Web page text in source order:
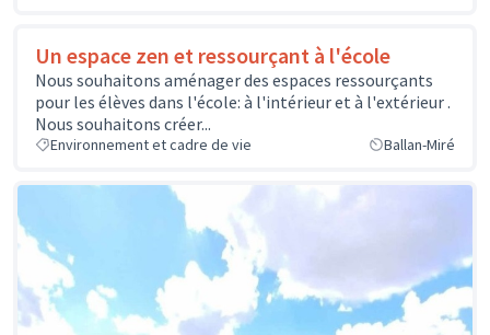
Un espace zen et ressourçant à l'école
Nous souhaitons aménager des espaces ressourçants
pour les élèves dans l'école: à l'intérieur et à l'extérieur .
Nous souhaitons créer...
Environnement et cadre de vie Ballan-Miré